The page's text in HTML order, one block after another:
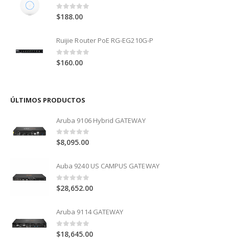
0 out of 5
$188.00
Ruijie Router PoE RG-EG210G-P
0 out of 5
$160.00
ÚLTIMOS PRODUCTOS
Aruba 9106 Hybrid GATEWAY
0out of 5
$8,095.00
Auba 9240 US CAMPUS GATEWAY
0out of 5
$28,652.00
Aruba 9114 GATEWAY
0out of 5
$18,645.00